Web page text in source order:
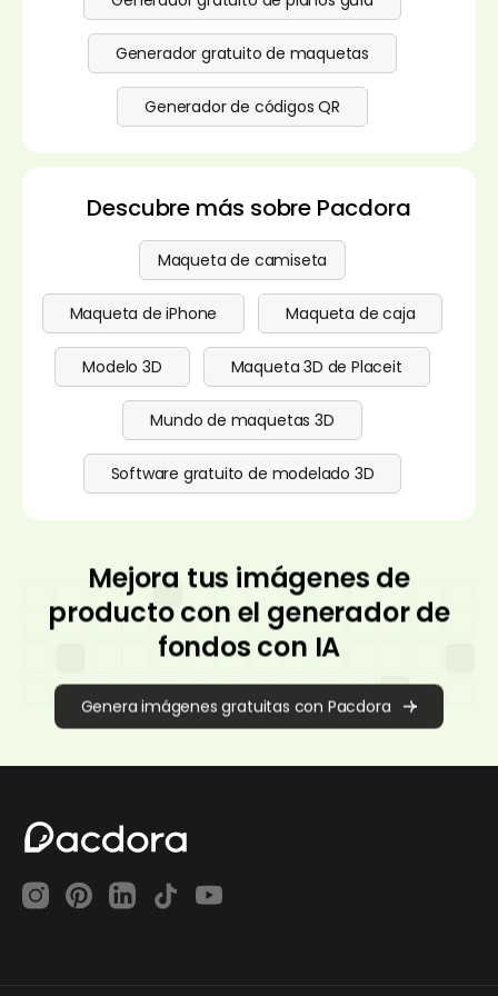
Generador gratuito de maquetas
Generador de códigos QR
Descubre más sobre Pacdora
Maqueta de camiseta
Maqueta de iPhone Maqueta de caja
Modelo 3D Maqueta 3D de Placeit
Mundo de maquetas 3D
Software gratuito de modelado 3D
Mejora tus imágenes de
producto con el generador de
fondos con IA
Genera imágenes gratuitas con Pacdora